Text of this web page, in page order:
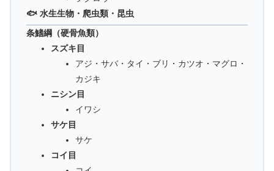
🐟 水生生物・爬虫類・昆虫
条鰭綱（硬骨魚類）
スズキ目
アジ・サバ・タイ・ブリ・カツオ・マグロ・
カジキ
ニシン目
イワシ
サケ目
サケ
コイ目